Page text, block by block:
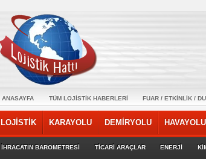
ANASAYFA TÜM LOJİSTİK HABERLERİ FUAR / ETKİNLİK /
LOJİSTİK KARAYOLU DEMİRYOLU HAVAYOLU
İHRACATIN BAROMETRESİ TİCARİ ARAÇLAR ENERJİ